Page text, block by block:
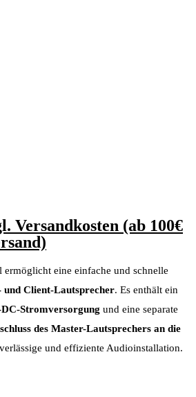
Versandkosten (ab 100€
eine einfache und schnelle
und Client-Lautsprecher. Es enthält ein
Stromversorgung und eine separate
des Master-Lautsprechers an die
und effiziente Audioinstallation.